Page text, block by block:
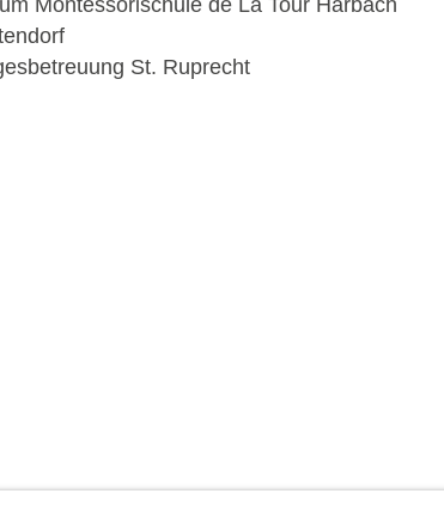
Montessorischule de La Tour Harbach
St. Ruprecht